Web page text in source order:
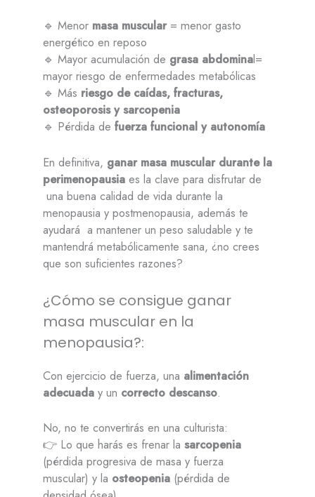
🔹 Menormasa muscular= menor gasto
energético en reposo
🔹 Mayor acumulación de grasa abdominal=
mayor riesgo de enfermedades metabólicas
🔹 Más riesgo de caídas, fracturas,
osteoporosis y sarcopenia
🔹 Pérdida de fuerza funcional y autonomía
En definitiva, ganar masa muscular durante la
perimenopausiaes la clave para disfrutar de
una buena calidad de vida durante la
menopausia y postmenopausia, además te
ayudará a mantener un peso saludable y te
mantendrá metabólicamente sana, ¿no crees
que son suficientes razones?
¿Cómo se consigue ganar
masa muscular en la
menopausia?:
Con ejercicio de fuerza, una alimentación
adecuada y un correcto descanso.
No, no te convertirás en una culturista:
👉 Lo que harás es frenar la sarcopenia
(pérdida progresiva de masa y fuerza
muscular) y la osteopenia(pérdida de